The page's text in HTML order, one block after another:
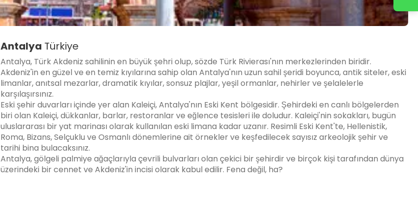
Antalya Türkiye
Antalya, Türk Akdeniz sahilinin en büyük şehri olup, sözde Türk Rivierası'nın merkezlerinden biridir.
Akdeniz'in en güzel ve en temiz kıyılarına sahip olan Antalya'nın uzun sahil şeridi boyunca, antik siteler, eski
limanlar, anıtsal mezarlar, dramatik kıyılar, sonsuz plajlar, yeşil ormanlar, nehirler ve şelalelerle
karşılaşırsınız.
Eski şehir duvarları içinde yer alan Kaleiçi, Antalya'nın Eski Kent bölgesidir. Şehirdeki en canlı bölgelerden
biri olan Kaleiçi, dükkanlar, barlar, restoranlar ve eğlence tesisleri ile doludur. Kaleiçi'nin sokakları, bugün
uluslararası bir yat marinası olarak kullanılan eski limana kadar uzanır. Resimli Eski Kent'te, Hellenistik,
Roma, Bizans, Selçuklu ve Osmanlı dönemlerine ait örnekler ve keşfedilecek sayısız arkeolojik şehir ve
tarihi bina bulacaksınız.
Antalya, gölgeli palmiye ağaçlarıyla çevrili bulvarları olan çekici bir şehirdir ve birçok kişi tarafından dünya
üzerindeki bir cennet ve Akdeniz'in incisi olarak kabul edilir. Fena değil, ha?